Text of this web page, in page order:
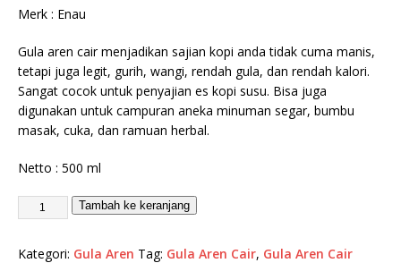
Merk : Enau
Gula aren cair menjadikan sajian kopi anda tidak cuma manis,
tetapi juga legit, gurih, wangi, rendah gula, dan rendah kalori.
Sangat cocok untuk penyajian es kopi susu. Bisa juga
digunakan untuk campuran aneka minuman segar, bumbu
masak, cuka, dan ramuan herbal.
Netto : 500 ml
Tambah ke keranjang
Kategori: Gula Aren Tag: Gula Aren Cair, Gula Aren Cair